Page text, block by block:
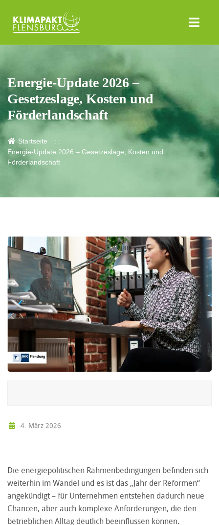
Energie‑Update 2026 –
Gesetzeslage, Kosten und
Förderlandschaft
Startseite
Energie‑Update 2026 – Gesetzeslage, Kosten und
Förderlandschaft
4. März 2026
Die energiepolitischen Rahmenbedingungen befinden sich
weiterhin im Wandel und es ist das „Jahr der Reformen“
angekündigt – für Unternehmen entstehen dadurch neue
Chancen, aber auch komplexe Anforderungen, die den
betrieblichen Alltag deutlich beeinflussen können.